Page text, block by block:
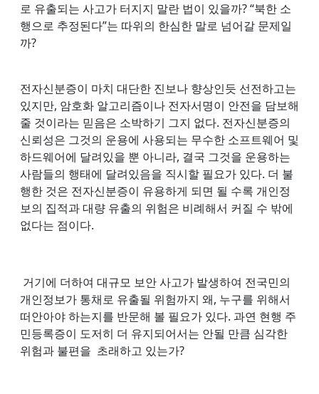
로 유출되는 사고가 터지지 말란 법이 있을까? “북한 소
행으로 추정된다”는 따위의 한심한 말로 넘어갈 문제일
까?
전자신분증이 마치 대단한 진보나 향상인듯 선전하고는
있지만, 암호화 알고리즘이나 전자서명이 안전을 담보해
줄 것이라는 믿음은 소박하기 그지 없다. 전자신분증의
신뢰성은 그것의 운용에 사용되는 무수한 소프트웨어 및
하드웨어에 달려있을 뿐 아니라, 결국 그것을 운용하는
사람들의 행태에 달려있음을 직시할 필요가 있다. 더 불
행한 것은 전자신분증이 유용하게 되면 될 수록 개인정
보의 집적과 대량 유출의 위험은 비례해서 커질 수 밖에
없다는 점이다.
거기에 더하여 대규모 보안 사고가 발생하여 전국민의
개인정보가 통채로 유출될 위험까지 왜, 누구를 위해서
떠안아야 하는지를 반문해 볼 필요가 있다. 과연 현행 주
민등록증이 도저히 더 유지되어서는 안될 만큼 심각한
위험과 불편을 초래하고 있는가?